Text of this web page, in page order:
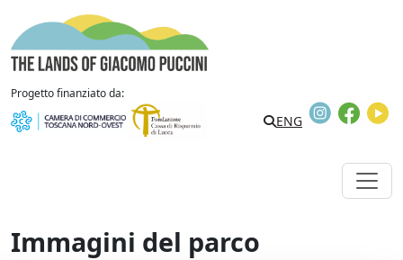
Vai al contenuto
Progetto finanziato da:
Search
ENG
Instagram
Immagini del parco